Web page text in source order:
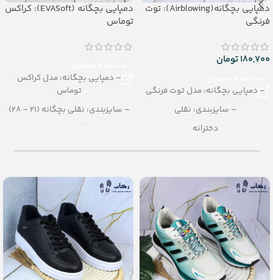
دمپایی بچگانه(Airblowing): توت
فرنگی
180,700تومان
– دمپایی بچگانه: مدل توت فرنگی
– سایزبندی: نقلی
دخترانه
– جنس: airblowing
دمپایی بچگانه (EVASoft): کراکس
توماس
– دمپایی بچگانه: مدل کراکس
توماس
– سایزبندی: نقلی بچگانه (21 – 28)
– رنگبندی: الوان